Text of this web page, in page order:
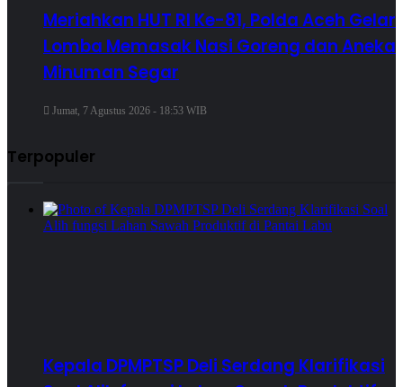
Meriahkan HUT RI Ke-81, Polda Aceh Gelar
Lomba Memasak Nasi Goreng dan Aneka
Minuman Segar
Jumat, 7 Agustus 2026 - 18:53 WIB
Terpopuler
Kepala DPMPTSP Deli Serdang Klarifikasi